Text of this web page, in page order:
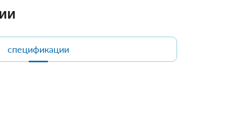
спецификации